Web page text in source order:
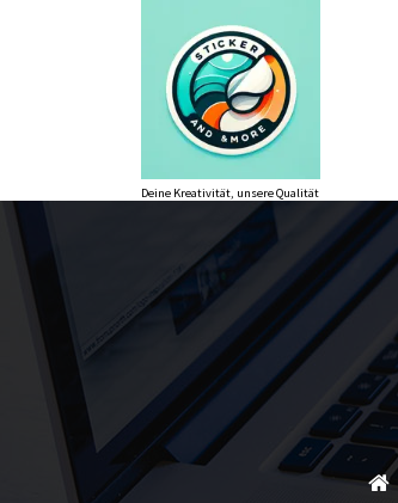
Deine Kreativität, unsere Qualität